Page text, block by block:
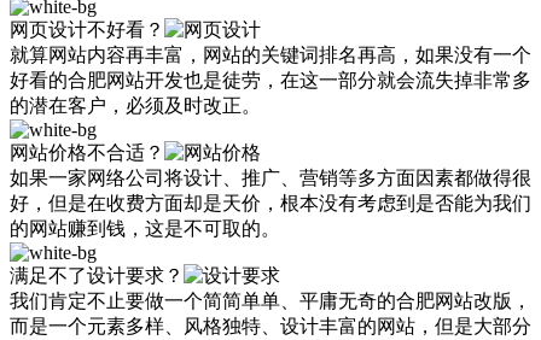
网页设计不好看？
就算网站内容再丰富，网站的关键词排名再高，如果没有一个
好看的合肥网站开发也是徒劳，在这一部分就会流失掉非常多
的潜在客户，必须及时改正。
网站价格不合适？
如果一家网络公司将设计、推广、营销等多方面因素都做得很
好，但是在收费方面却是天价，根本没有考虑到是否能为我们
的网站赚到钱，这是不可取的。
满足不了设计要求？
我们肯定不止要做一个简简单单、平庸无奇的合肥网站改版，
而是一个元素多样、风格独特、设计丰富的网站，但是大部分